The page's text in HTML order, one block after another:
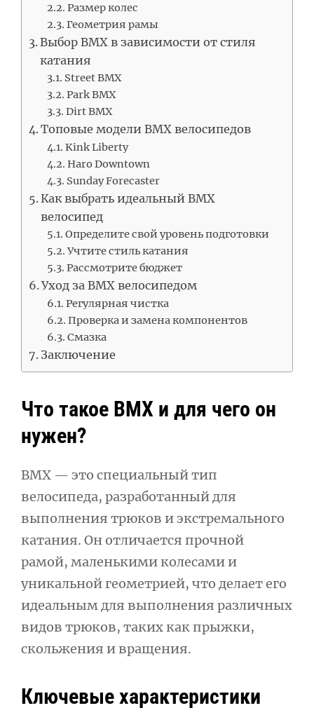
Размер колес
Геометрия рамы
Выбор BMX в зависимости от стиля
катания
Street BMX
Park BMX
Dirt BMX
Топовые модели BMX велосипедов
Kink Liberty
Haro Downtown
Sunday Forecaster
Как выбрать идеальный BMX
велосипед
Определите свой уровень подготовки
Учтите стиль катания
Рассмотрите бюджет
Уход за BMX велосипедом
Регулярная чистка
Проверка и замена компонентов
Смазка
Заключение
Что такое BMX и для чего он
нужен?
BMX — это специальный тип
велосипеда, разработанный для
выполнения трюков и экстремального
катания. Он отличается прочной
рамой, маленькими колесами и
уникальной геометрией, что делает его
идеальным для выполнения различных
видов трюков, таких как прыжки,
скольжения и вращения.
Ключевые характеристики